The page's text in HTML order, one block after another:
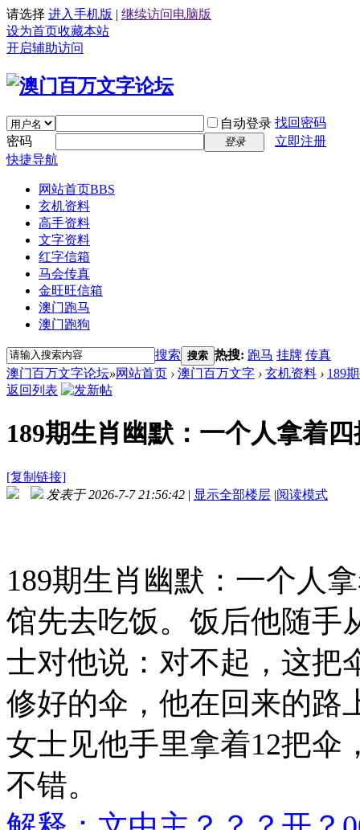
请选择 进入手机版 | 继续访问电脑版
设为首页收藏本站
开启辅助访问
自动登录 找回密码
密码
登录
立即注册
快捷导航
网站首页BBS
玄机资料
高手资料
文字资料
红字信箱
马会传真
金旺旺信箱
澳门跑马
澳门跑狗
搜索 搜索 热搜: 跑马 挂牌 传真
澳门百万文字论坛»网站首页 › 澳门百万文字 › 玄机资料 › 189
返回列表
189期生肖幽默：一个人拿着
[复制链接]
发表于 2026-7-7 21:56:42 | 显示全部楼层 |阅读模式
189期生肖幽默：一个人
馆先去吃饭。饭后他随手
士对他说：对不起，这把
修好的伞，他在回来的路
女士见他手里拿着12把伞
不错。